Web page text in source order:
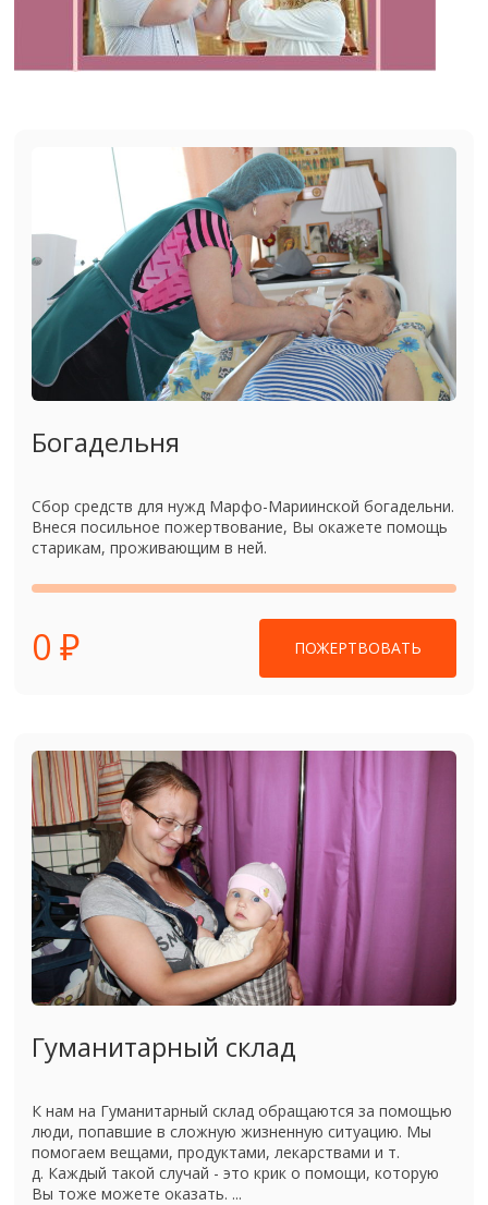
Богадельня
Сбор средств для нужд Марфо-Мариинской богадельни.
Внеся посильное пожертвование, Вы окажете помощь
старикам, проживающим в ней.
0 ₽ ПОЖЕРТВОВАТЬ
Гуманитарный склад
К нам на Гуманитарный склад обращаются за помощью
люди, попавшие в сложную жизненную ситуацию. Мы
помогаем вещами, продуктами, лекарствами и т.
д. Каждый такой случай - это крик о помощи, которую
Вы тоже можете оказать. ...